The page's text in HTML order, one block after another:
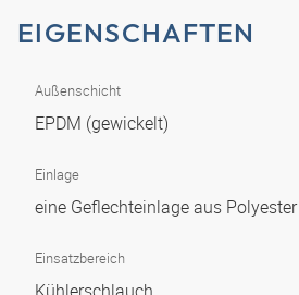
EIGENSCHAFTEN
Außenschicht
EPDM (gewickelt)
Einlage
eine Geflechteinlage aus Polyester
Einsatzbereich